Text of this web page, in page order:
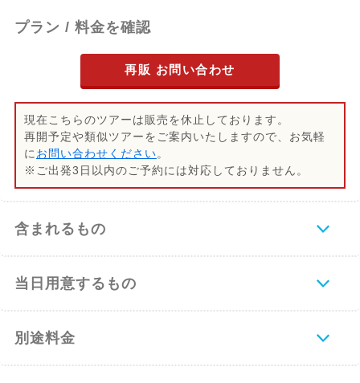
プラン / 料金を確認
再販 お問い合わせ
現在こちらのツアーは販売を休止しております。
再開予定や類似ツアーをご案内いたしますので、お気軽
に お問い合わせください。
※ご出発3日以内のご予約には対応しておりません。
含まれるもの
当日用意するもの
別途料金